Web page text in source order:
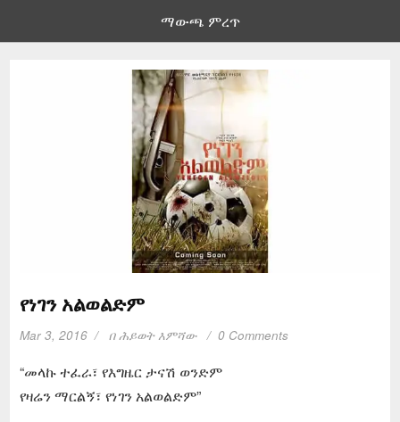
ማውጫ ምረጥ
የነገን አልወልድም
Mar 3, 2016 በሕይወት እምሻው 0 Comments
“መላኩ ተፈራ፣ የእግዜር ታናሽ ወንድም
የዛሬን ማርልኝ፣ የነገን አልወልድም”